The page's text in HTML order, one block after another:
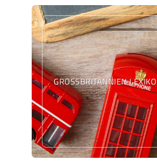
GROSSBRITANNIEN LEXIKON